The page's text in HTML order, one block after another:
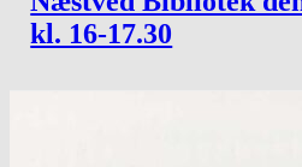
kl. 16-17.30